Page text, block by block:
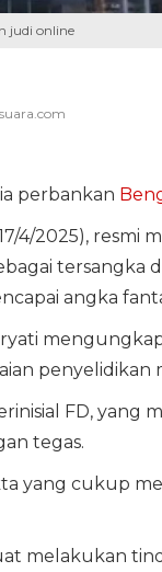
judi online
perbankan
4/2025), resmi
tersangka
angka
penyelidikan
FD, yang
tegas.
yang cukup
melakukan